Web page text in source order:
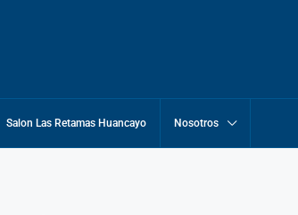
Salon Las Retamas Huancayo Nosotros